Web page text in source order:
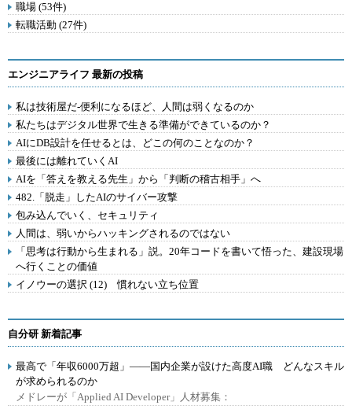
職場 (53件)
転職活動 (27件)
エンジニアライフ 最新の投稿
私は技術屋だ-便利になるほど、人間は弱くなるのか
私たちはデジタル世界で生きる準備ができているのか？
AIにDB設計を任せるとは、どこの何のことなのか？
最後には離れていくAI
AIを「答えを教える先生」から「判断の稽古相手」へ
482.「脱走」したAIのサイバー攻撃
包み込んでいく、セキュリティ
人間は、弱いからハッキングされるのではない
「思考は行動から生まれる」説。20年コードを書いて悟った、建設現場
へ行くことの価値
イノウーの選択 (12) 慣れない立ち位置
自分研 新着記事
最高で「年収6000万超」――国内企業が設けた高度AI職 どんなスキル
が求められるのか
メドレーが「Applied AI Developer」人材募集：